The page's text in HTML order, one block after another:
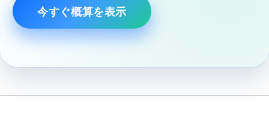
今すぐ概算を表示